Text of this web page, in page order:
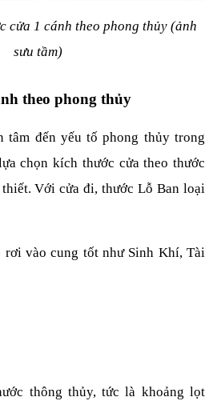
cửa 1 cánh theo phong thủy (ảnh
sưu tầm)
theo phong thủy
đến yếu tố phong thủy trong
chọn kích thước cửa theo thước
Với cửa đi, thước Lỗ Ban loại
rơi vào cung tốt như Sinh Khí, Tài
thông thủy, tức là khoảng lọt